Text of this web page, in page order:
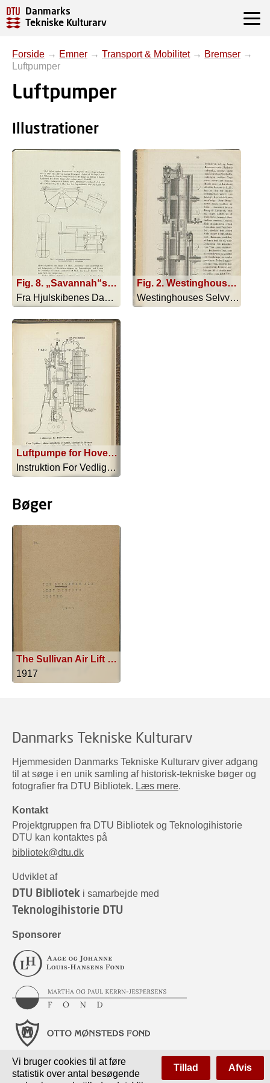
Danmarks
Tekniske Kulturarv
Forside → Emner → Transport & Mobilitet→ Bremser →
Luftpumper
Luftpumper
Illustrationer
Fig. 8. „Savannah“s Hjulconstruction og Dampcylinder, den mindre Cylinder er Luftpumpen
Fra Hjulskibenes Dage - 1919
Fig. 2. Westinghouses selvvirkende Luftbræmse. Dampmaskinen og Luftpumpen
Westinghouses Selvvirkende Luftbræmse - 1880
Luftpumpe for Hovedmotorer.
Instruktion For Vedligeholdelse Og Be... - 1916
Bøger
The Sullivan Air Lift Pumping System
1917
Danmarks Tekniske Kulturarv
Hjemmesiden Danmarks Tekniske Kulturarv giver adgang
til at søge i en unik samling af historisk-tekniske bøger og
fotografier fra DTU Bibliotek. Læs mere.
Kontakt
Projektgruppen fra DTU Bibliotek og Teknologihistorie
DTU kan kontaktes på
bibliotek@dtu.dk
Udviklet af
DTU Bibliotek i samarbejde med
Teknologihistorie DTU
Sponsorer
Vi bruger cookies til at føre
statistik over antal besøgende
Tillad Afvis